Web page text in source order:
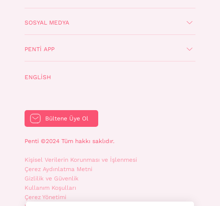
SOSYAL MEDYA
PENTI APP
ENGLISH
Bültene Üye Ol
Penti ©2024 Tüm hakkı saklıdır.
Kişisel Verilerin Korunması ve İşlenmesi
Çerez Aydınlatma Metni
Gizlilik ve Güvenlik
Kullanım Koşulları
Çerez Yönetimi